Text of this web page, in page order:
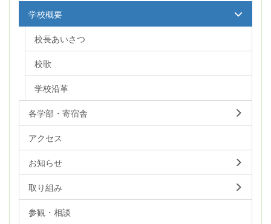
学校概要
校長あいさつ
校歌
学校沿革
各学部・寄宿舎
アクセス
お知らせ
取り組み
参観・相談